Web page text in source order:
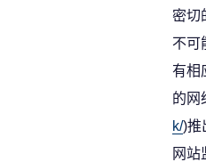
密切
不可
有相
的网
k/)推
网站